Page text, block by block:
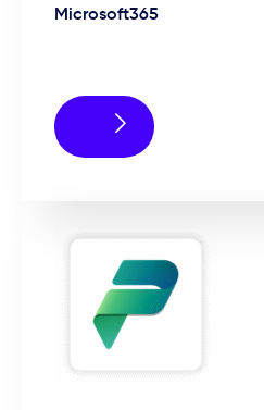
Microsoft365